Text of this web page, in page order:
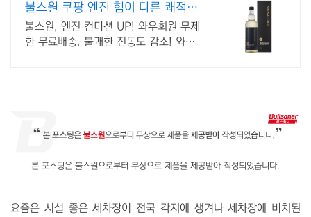
불스원 쿠팡 엔진 힘이 다른 쾌적한
주행
불스원, 엔진 컨디션 UP! 와우회원 무제
한 무료배송. 불쾌한 진동도 감소! 와우
본 포스팅은 불스원으로부터 무상으로 제품을 제공받아 작성되었습니다.
요즘은 시설 좋은 세차장이 전국 각지에 생겨나 세차장에 비치된